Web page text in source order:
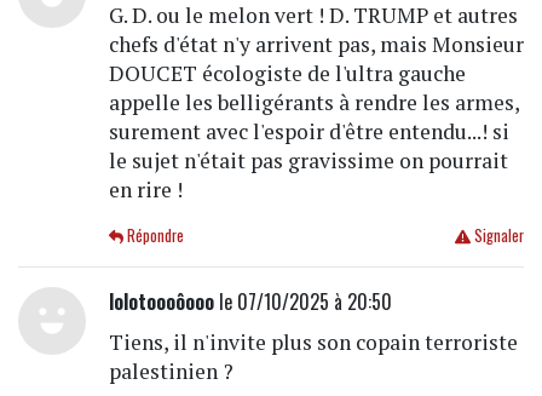
G. D. ou le melon vert ! D. TRUMP et autres
chefs d'état n'y arrivent pas, mais Monsieur
DOUCET écologiste de l'ultra gauche
appelle les belligérants à rendre les armes,
surement avec l'espoir d'être entendu...! si
le sujet n'était pas gravissime on pourrait
en rire !
Signaler
Répondre
lolotoooôooole 07/10/2025 à 20:50
Tiens, il n'invite plus son copain terroriste
palestinien ?